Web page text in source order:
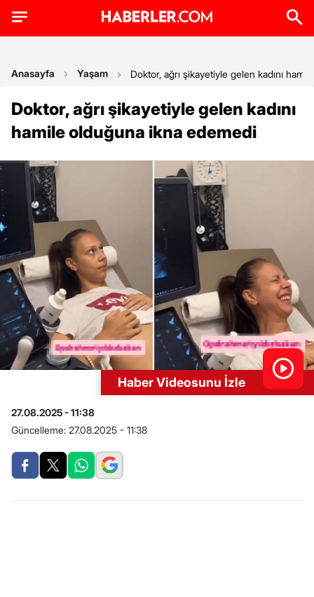
Anasayfa Yaşam Doktor, ağrı şikayetiyle gelen kadını
Doktor, ağrı şikayetiyle gelen kadını
hamile olduğuna ikna edemedi
Haber Videosunu İzle
27.08.2025 - 11:38
Güncelleme: 27.08.2025 - 11:38